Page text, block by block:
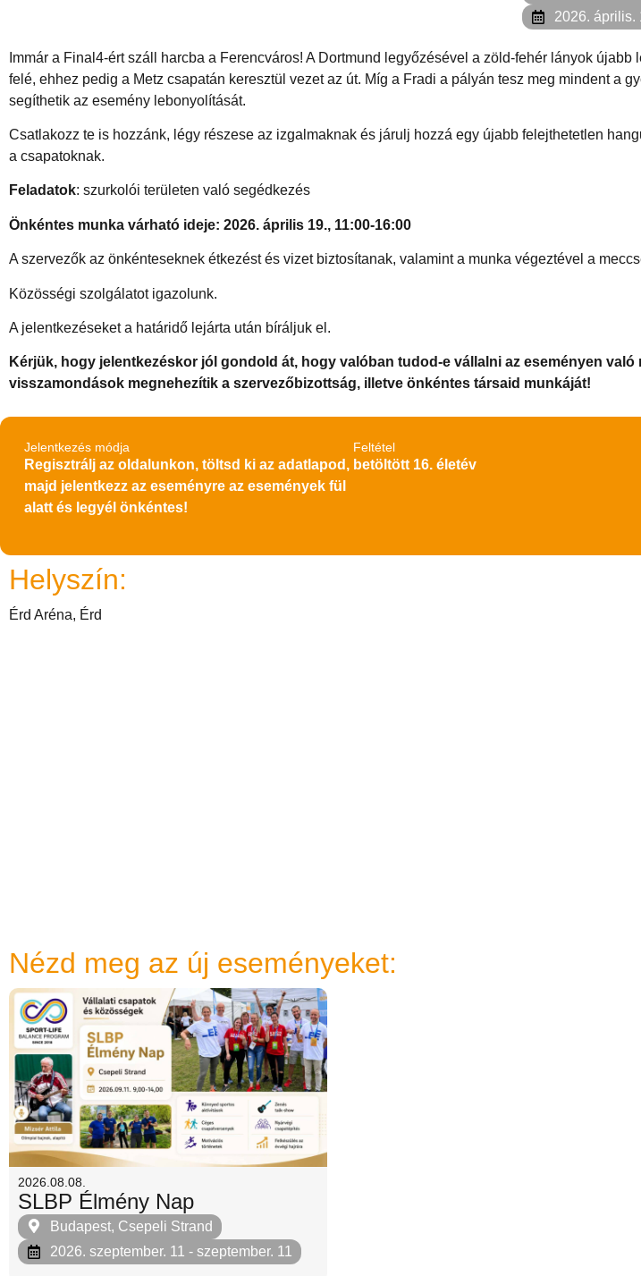
2026. április.
Immár a Final4-ért száll harcba a Ferencváros! A Dortmund legyőzésével a zöld-fehér lányok
felé, ehhez pedig a Metz csapatán keresztül vezet az út. Míg a Fradi a pályán tesz meg mindent a
segíthetik az esemény lebonyolítását.
Csatlakozz te is hozzánk, légy részese az izgalmaknak és járulj hozzá egy újabb felejthetetlen
a csapatoknak.
Feladatok: szurkolói területen való segédkezés
Önkéntes munka várható ideje: 2026. április 19., 11:00-16:00
A szervezők az önkénteseknek étkezést és vizet biztosítanak, valamint a munka végeztével a
Közösségi szolgálatot igazolunk.
A jelentkezéseket a határidő lejárta után bíráljuk el.
Kérjük, hogy jelentkezéskor jól gondold át, hogy valóban tudod-e vállalni az eseményen
visszamondások megnehezítik a szervezőbizottság, illetve önkéntes társaid munkáját!
Jelentkezés módja
Regisztrálj az oldalunkon, töltsd ki az adatlapod,
majd jelentkezz az eseményre az események fül
alatt és legyél önkéntes!
Feltétel
betöltött 16. életév
Helyszín:
Érd Aréna, Érd
Nézd meg az új eseményeket:
2026.08.08.
SLBP Élmény Nap
Budapest, Csepeli Strand
2026. szeptember. 11 - szeptember. 11